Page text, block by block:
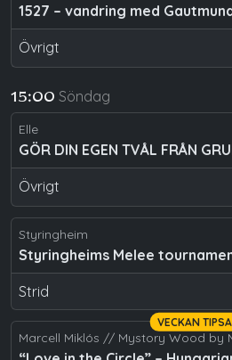
1527 – vandring med
Övrigt
15:00 Söndag
Elle
GÖR DIN EGEN TVÅL FRÅN
Övrigt
Styringheim
Styringheims Melee
Strid
Marcell Miklós // Mystory Wood by
VECKAN